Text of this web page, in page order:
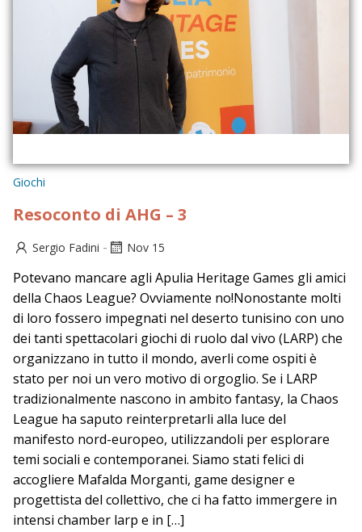
Giochi
Resoconto di AHG – 3
Sergio Fadini - Nov 15
Potevano mancare agli Apulia Heritage Games gli amici
della Chaos League? Ovviamente no!Nonostante molti
di loro fossero impegnati nel deserto tunisino con uno
dei tanti spettacolari giochi di ruolo dal vivo (LARP) che
organizzano in tutto il mondo, averli come ospiti è
stato per noi un vero motivo di orgoglio. Se i LARP
tradizionalmente nascono in ambito fantasy, la Chaos
League ha saputo reinterpretarli alla luce del
manifesto nord-europeo, utilizzandoli per esplorare
temi sociali e contemporanei. Siamo stati felici di
accogliere Mafalda Morganti, game designer e
progettista del collettivo, che ci ha fatto immergere in
intensi chamber larp e in […]